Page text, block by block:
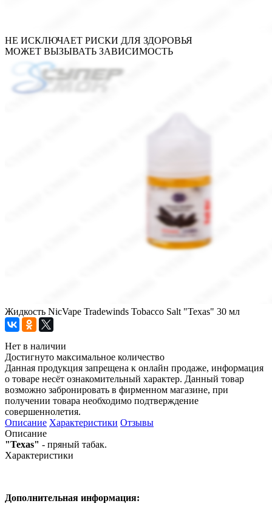
НЕ ИСКЛЮЧАЕТ РИСКИ ДЛЯ ЗДОРОВЬЯ
МОЖЕТ ВЫЗЫВАТЬ ЗАВИСИМОСТЬ
Жидкость NicVape Tradewinds Tobacco Salt "Texas" 30 мл
Нет в наличии
Достигнуто максимальное количество
Данная продукция запрещена к онлайн продаже, информация
о товаре несёт ознакомительный характер. Данный товар
возможно забронировать в фирменном магазине, при
получении товара необходимо подтверждение
совершеннолетия.
Описание Характеристики Отзывы
Описание
"Texas" - пряный табак.
Характеристики
Дополнительная информация: